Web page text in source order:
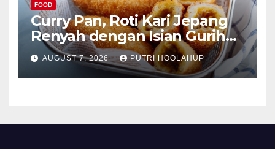
FOOD
Curry Pan, Roti Kari Jepang
Renyah dengan Isian Gurih
Menggoda
AUGUST 7, 2026 PUTRI HOOLAHUP